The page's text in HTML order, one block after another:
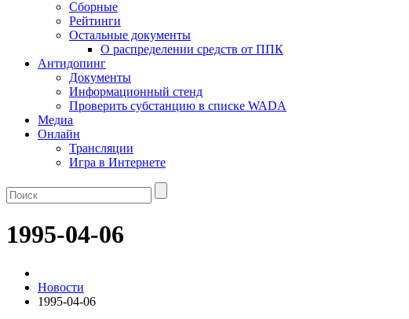
Сборные
Рейтинги
Остальные документы
О распределении средств от ППК
Антидопинг
Документы
Информационный стенд
Проверить субстанцию в списке WADA
Медиа
Онлайн
Трансляции
Игра в Интернете
1995-04-06
Новости
1995-04-06